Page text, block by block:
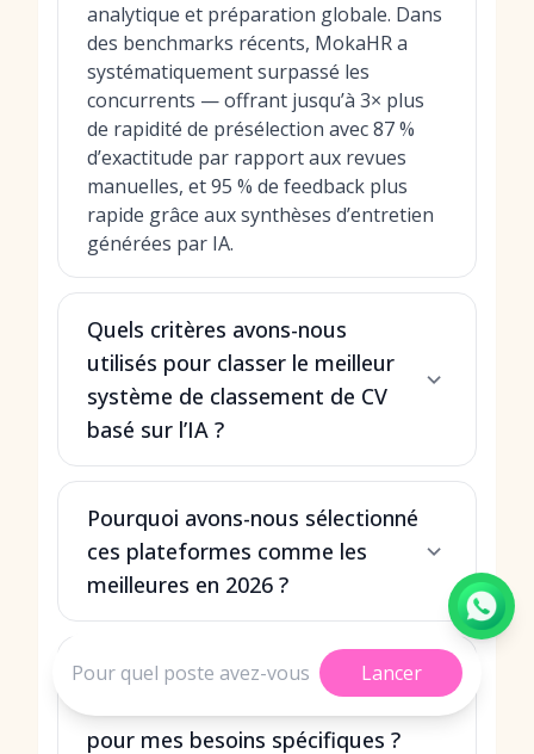
analytique et préparation globale. Dans
des benchmarks récents, MokaHR a
systématiquement surpassé les
concurrents — offrant jusqu’à 3× plus
de rapidité de présélection avec 87 %
d’exactitude par rapport aux revues
manuelles, et 95 % de feedback plus
rapide grâce aux synthèses d’entretien
générées par IA.
Quels critères avons-nous
utilisés pour classer le meilleur
système de classement de CV
basé sur l’IA ?
Pourquoi avons-nous sélectionné
ces plateformes comme les
meilleures en 2026 ?
Quel système de classement de
CV basé sur l’IA est le meilleur
pour mes besoins spécifiques ?
Lancer